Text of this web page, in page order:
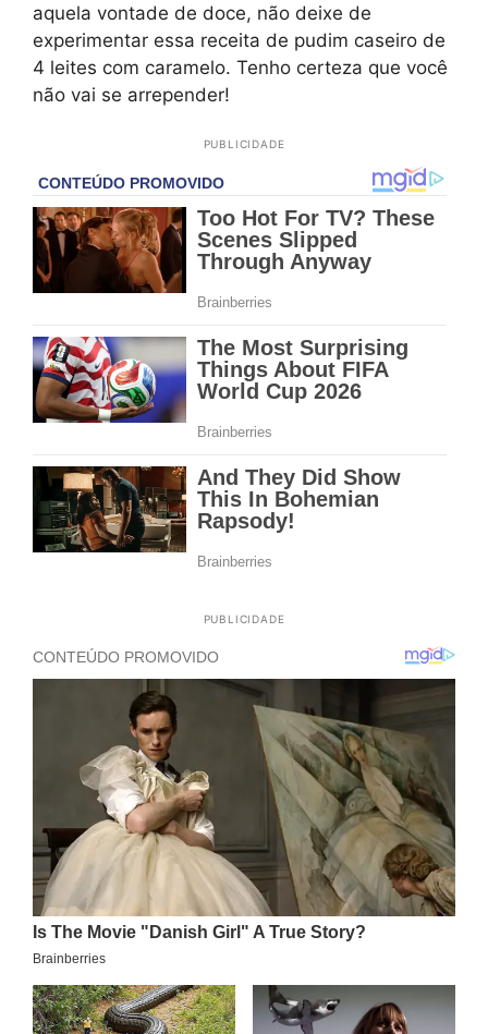
aquela vontade de doce, não deixe de
experimentar essa receita de pudim caseiro de
4 leites com caramelo. Tenho certeza que você
não vai se arrepender!
PUBLICIDADE
PUBLICIDADE